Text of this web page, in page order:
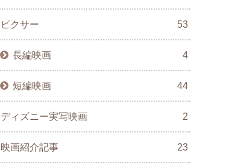
ピクサー 53
長編映画 4
短編映画 44
ディズニー実写映画 2
映画紹介記事 23